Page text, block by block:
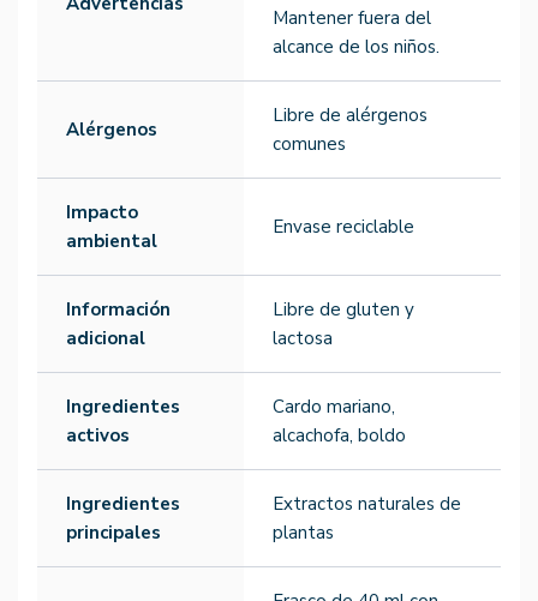
Mantener fuera del
alcance de los niños.
Alérgenos
Libre de alérgenos
comunes
Impacto
ambiental
Envase reciclable
Información
adicional
Libre de gluten y
lactosa
Ingredientes
activos
Cardo mariano,
alcachofa, boldo
Ingredientes
principales
Extractos naturales de
plantas